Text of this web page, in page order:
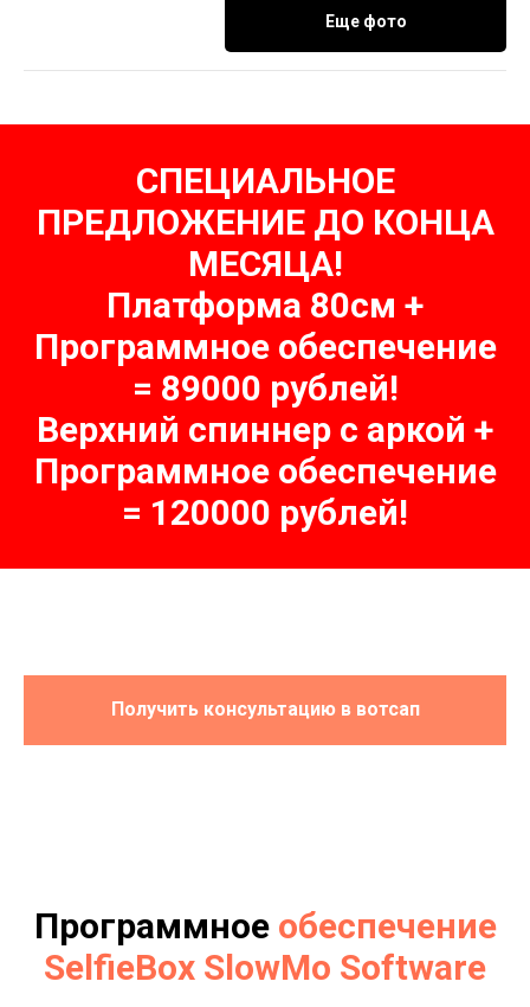
Еще фото
СПЕЦИАЛЬНОЕ
ПРЕДЛОЖЕНИЕ ДО КОНЦА
МЕСЯЦА!
Платформа 80см +
Программное обеспечение
= 89000 рублей!
Верхний спиннер с аркой +
Программное обеспечение
= 120000 рублей!
Получить консультацию в вотсап
Программное обеспечение
SelfieBox SlowMo Software